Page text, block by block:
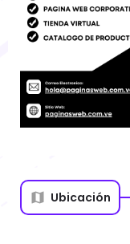
Ubicación